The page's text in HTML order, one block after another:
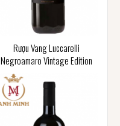
Rượu Vang Luccarelli
Negroamaro Vintage Edition